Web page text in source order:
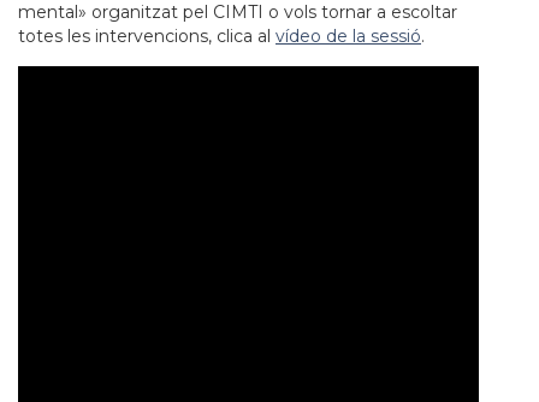
mental» organitzat pel CIMTI o vols tornar a escoltar
totes les intervencions, clica al vídeo de la sessió.